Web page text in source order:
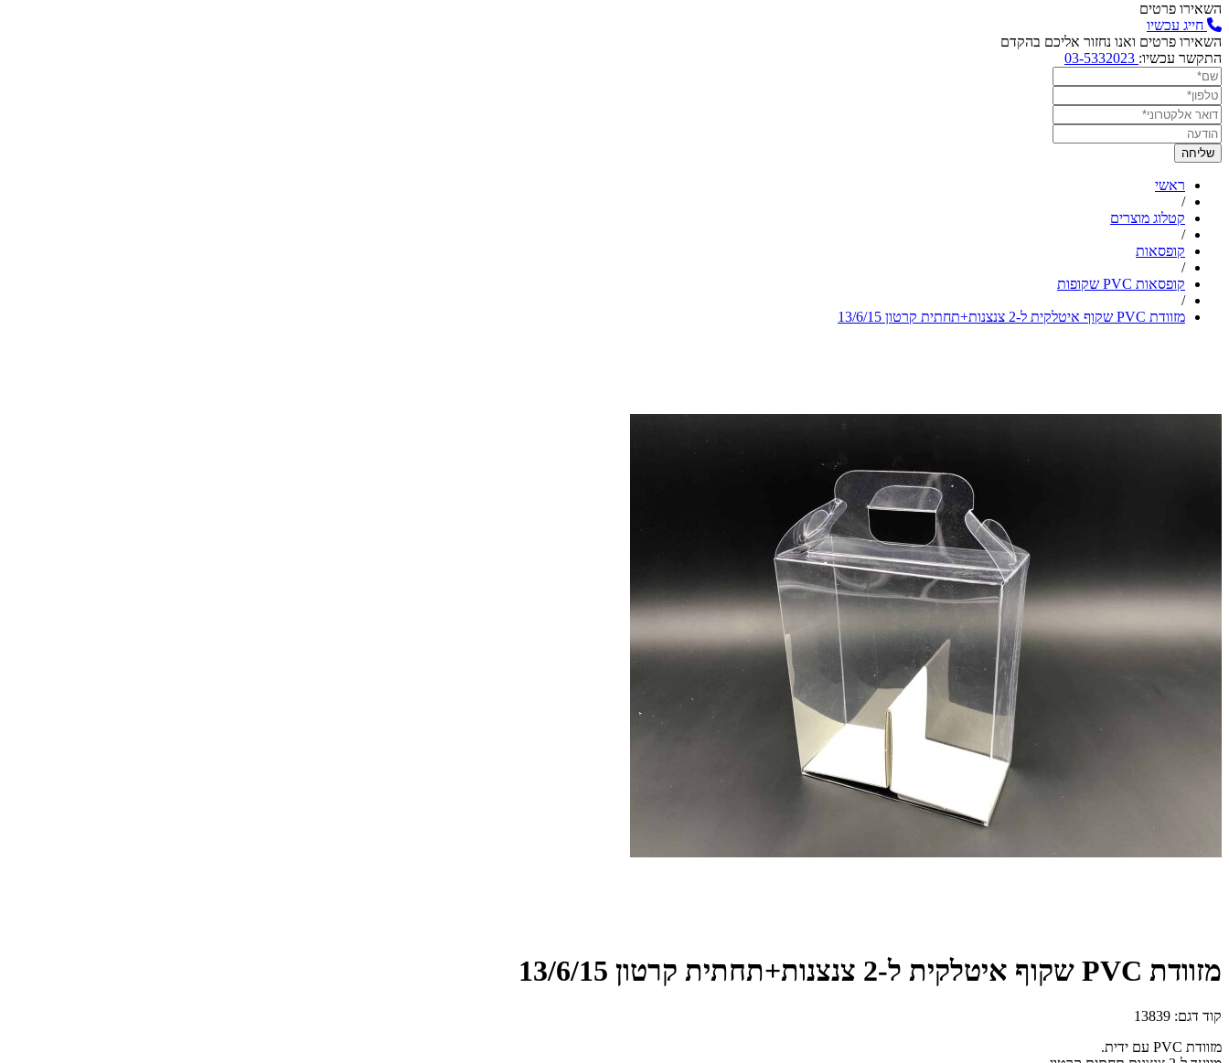
השאירו פרטים
חייג עכשיו
השאירו פרטים ואנו נחזור אליכם בהקדם
התקשר עכשיו:
ראשי
/
קטלוג מוצרים
/
קופסאות
/
קופסאות PVC שקופות
/
מזוודת PVC שקוף איטלקית ל-2 צנצנות+תחתית קרטון 13/6/15
מזוודת PVC שקוף איטלקית ל-2 צנצנות+תחתית קרטון 13/6/15
קוד דגם: 13839
מזוודת PVC עם ידית.